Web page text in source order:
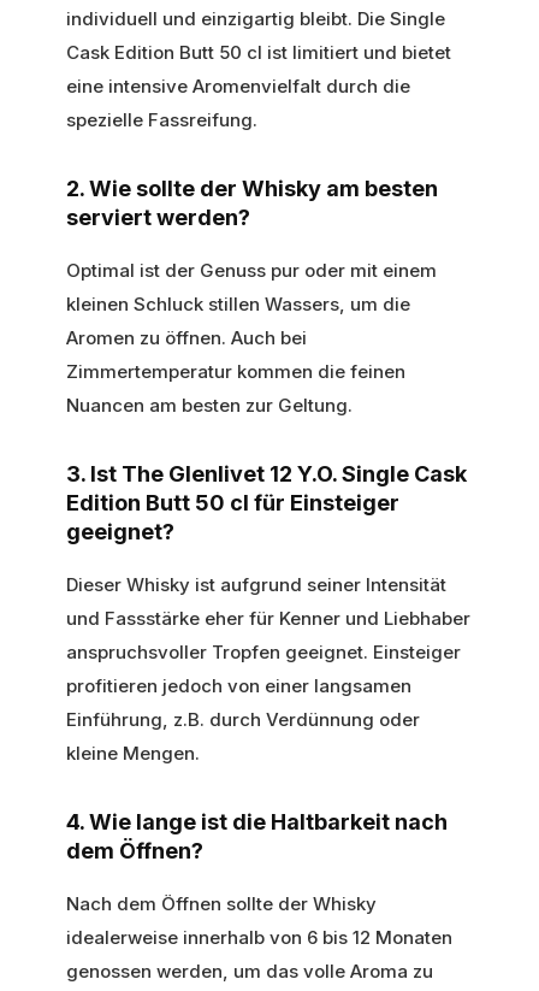
individuell und einzigartig bleibt. Die Single
Cask Edition Butt 50 cl ist limitiert und bietet
eine intensive Aromenvielfalt durch die
spezielle Fassreifung.
2. Wie sollte der Whisky am besten
serviert werden?
Optimal ist der Genuss pur oder mit einem
kleinen Schluck stillen Wassers, um die
Aromen zu öffnen. Auch bei
Zimmertemperatur kommen die feinen
Nuancen am besten zur Geltung.
3. Ist The Glenlivet 12 Y.O. Single Cask
Edition Butt 50 cl für Einsteiger
geeignet?
Dieser Whisky ist aufgrund seiner Intensität
und Fassstärke eher für Kenner und Liebhaber
anspruchsvoller Tropfen geeignet. Einsteiger
profitieren jedoch von einer langsamen
Einführung, z.B. durch Verdünnung oder
kleine Mengen.
4. Wie lange ist die Haltbarkeit nach
dem Öffnen?
Nach dem Öffnen sollte der Whisky
idealerweise innerhalb von 6 bis 12 Monaten
genossen werden, um das volle Aroma zu